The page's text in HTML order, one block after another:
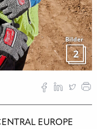
Bilder
2
EUROPE